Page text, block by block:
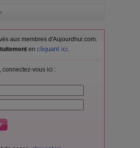
»
aux membres d'Aujourdhui.com.
en cliquant ici.
connectez-vous ici :